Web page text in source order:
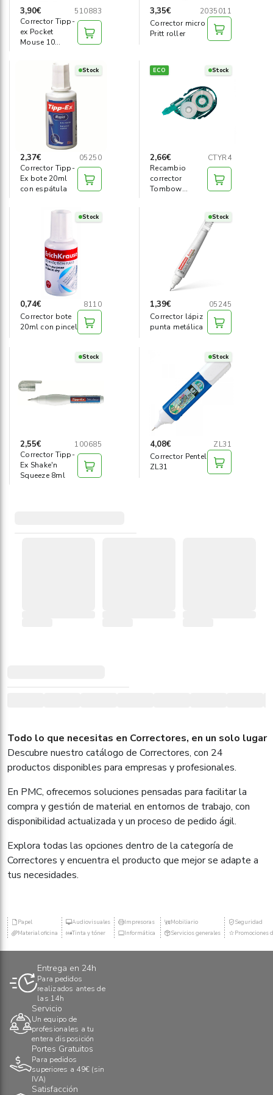
3,90€
510883
Corrector Tipp-
ex Pocket
Mouse 10
3,35€
2035011
Corrector micro
Pritt roller
Stock
2,37€
05250
Corrector Tipp-
Ex bote 20ml
con espátula
ECO Stock
2,66€
CTYR4
Recambio
corrector
Tombow
Stock
0,74€
8110
Corrector bote
20ml con pincel
Stock
1,39€
05245
Corrector lápiz
punta metálica
Stock
2,55€
100685
Corrector Tipp-
Ex Shake'n
Squeeze 8ml
Stock
4,08€
ZL31
Corrector Pentel
ZL31
Todo lo que necesitas en Correctores, en un solo lugar
Descubre nuestro catálogo de Correctores, con 24
productos disponibles para empresas y profesionales.
En PMC, ofrecemos soluciones pensadas para facilitar la
compra y gestión de material en entornos de trabajo, con
disponibilidad actualizada y un proceso de pedido ágil.
Explora todas las opciones dentro de la categoría de
Correctores y encuentra el producto que mejor se adapte a
tus necesidades.
Papel
Material oficina
Audiovisuales
Tinta y tóner
Impresoras
Informática
Mobiliario
Servicios generales
Seguridad
Promociones
Entrega en 24h
Para pedidos
realizados antes de
las 14h
Servicio
Un equipo de
profesionales a tu
entera disposición
Portes Gratuitos
Para pedidos
superiores a 49€ (sin
IVA)
Satisfacción